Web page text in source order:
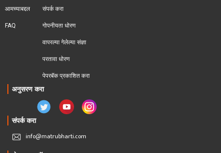
आमच्याबद्दल
FAQ
संपर्क करा
गोपनीयता धोरण
वापरल्या गेलेल्या संज्ञा
परतावा धोरण
पेपरबॅक प्रकाशित करा
अनुसरण करा
संपर्क करा
info@matrubharti.com